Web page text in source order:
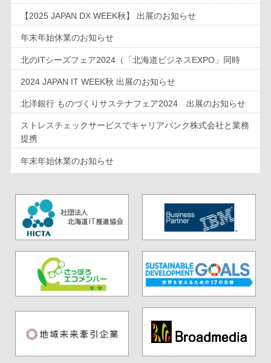
【2025 JAPAN DX WEEK秋】 出展のお知らせ
年末年始休業のお知らせ
北のITシーズフェア2024（「北海道ビジネスEXPO」同時
2024 JAPAN IT WEEK秋 出展のお知らせ
北洋銀行 ものづくりサステナフェア2024 出展のお知らせ
ストレスチェックサービスでキャリアバンク株式会社と業務
提携
年末年始休業のお知らせ